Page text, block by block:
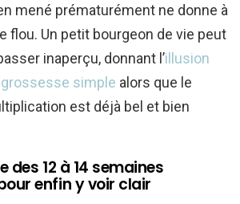
mené prématurément ne donne à
flou. Un petit bourgeon de vie peut
inaperçu, donnant l’illusion
simple alors que le
est déjà bel et bien
des 12 à 14 semaines
enfin y voir clair